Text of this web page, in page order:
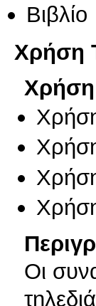
Βιβλίο
Χρήση
Χρήση
Οι